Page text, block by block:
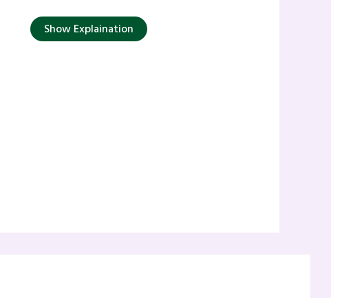
Show Explaination